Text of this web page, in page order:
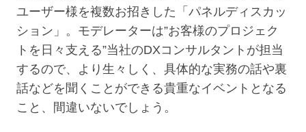
ユーザー様を複数お招きした「パネルディスカッ
ション」。モデレーターは”お客様のプロジェク
トを日々支える”当社のDXコンサルタントが担当
するので、より生々しく、具体的な実務の話や裏
話などを聞くことができる貴重なイベントとなる
こと、間違いないでしょう。